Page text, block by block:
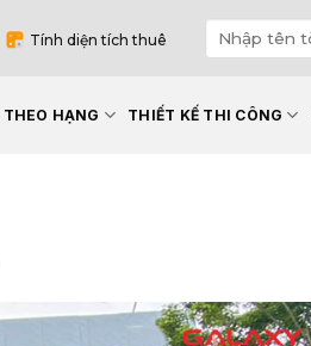
Tính diện tích thuê
HẠNG THIẾT KẾ THI CÔNG